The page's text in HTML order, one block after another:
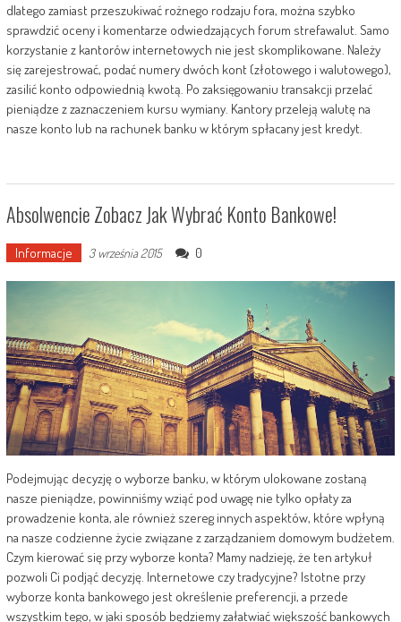
dlatego zamiast przeszukiwać rożnego rodzaju fora, można szybko
sprawdzić oceny i komentarze odwiedzających forum strefawalut. Samo
korzystanie z kantorów internetowych nie jest skomplikowane. Należy
się zarejestrować, podać numery dwóch kont (złotowego i walutowego),
zasilić konto odpowiednią kwotą. Po zaksięgowaniu transakcji przelać
pieniądze z zaznaczeniem kursu wymiany. Kantory przeleją walutę na
nasze konto lub na rachunek banku w którym spłacany jest kredyt.
Absolwencie Zobacz Jak Wybrać Konto Bankowe!
Informacje 3 września 2015 0
Podejmując decyzję o wyborze banku, w którym ulokowane zostaną
nasze pieniądze, powinniśmy wziąć pod uwagę nie tylko opłaty za
prowadzenie konta, ale również szereg innych aspektów, które wpłyną
na nasze codzienne życie związane z zarządzaniem domowym budżetem.
Czym kierować się przy wyborze konta? Mamy nadzieję, że ten artykuł
pozwoli Ci podjąć decyzję. Internetowe czy tradycyjne? Istotne przy
wyborze konta bankowego jest określenie preferencji, a przede
wszystkim tego, w jaki sposób będziemy załatwiać większość bankowych